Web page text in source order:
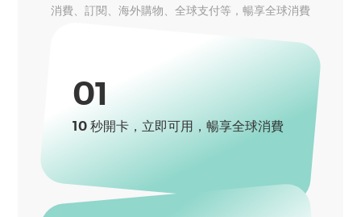
消費、訂閱、海外購物、全球支付等，暢享全球消費
01
10 秒開卡，立即可用，暢享全球消費